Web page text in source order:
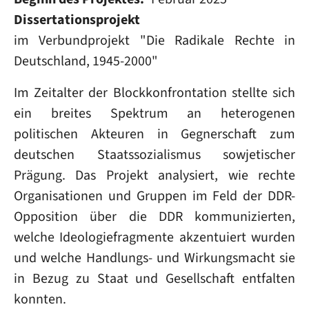
Dissertationsprojekt
im Verbundprojekt "Die Radikale Rechte in
Deutschland, 1945-2000"
Im Zeitalter der Blockkonfrontation stellte sich
ein breites Spektrum an heterogenen
politischen Akteuren in Gegnerschaft zum
deutschen Staatssozialismus sowjetischer
Prägung. Das Projekt analysiert, wie rechte
Organisationen und Gruppen im Feld der DDR-
Opposition über die DDR kommunizierten,
welche Ideologiefragmente akzentuiert wurden
und welche Handlungs- und Wirkungsmacht sie
in Bezug zu Staat und Gesellschaft entfalten
konnten.